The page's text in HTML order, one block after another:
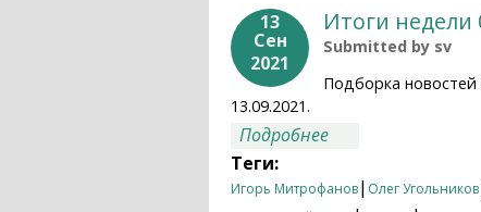
13
Сен
2021
Итоги недели
Submitted by sv
Подборка
13.09.2021.
Подробнее
Теги:
Игорь Митрофанов| Олег Угольников